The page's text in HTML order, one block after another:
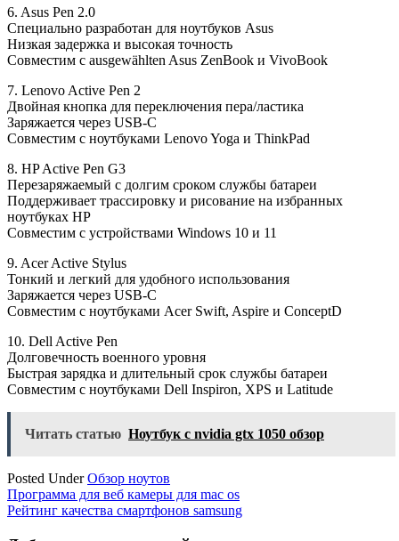
6. Asus Pen 2.0
Специально разработан для ноутбуков Asus
Низкая задержка и высокая точность
Совместим с ausgewählten Asus ZenBook и VivoBook
7. Lenovo Active Pen 2
Двойная кнопка для переключения пера/ластика
Заряжается через USB-C
Совместим с ноутбуками Lenovo Yoga и ThinkPad
8. HP Active Pen G3
Перезаряжаемый с долгим сроком службы батареи
Поддерживает трассировку и рисование на избранных
ноутбуках HP
Совместим с устройствами Windows 10 и 11
9. Acer Active Stylus
Тонкий и легкий для удобного использования
Заряжается через USB-C
Совместим с ноутбуками Acer Swift, Aspire и ConceptD
10. Dell Active Pen
Долговечность военного уровня
Быстрая зарядка и длительный срок службы батареи
Совместим с ноутбуками Dell Inspiron, XPS и Latitude
Читать статью Ноутбук с nvidia gtx 1050 обзор
Posted UnderОбзор ноутов
Навигация
по
Программа для веб камеры для mac os
Рейтинг качества смартфонов samsung